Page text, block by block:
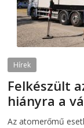
Hírek
Felkészült
hiányra a
Az atomerőmű